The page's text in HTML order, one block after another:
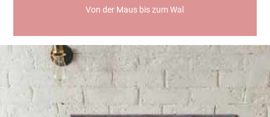
Von der Maus bis zum Wal